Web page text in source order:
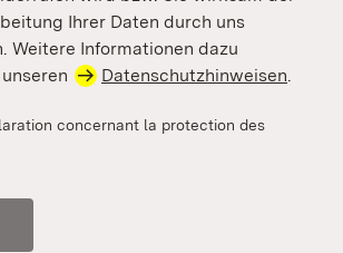
Ihrer Daten durch uns
Weitere Informationen dazu
Datenschutzhinweisen.
concernant la protection des